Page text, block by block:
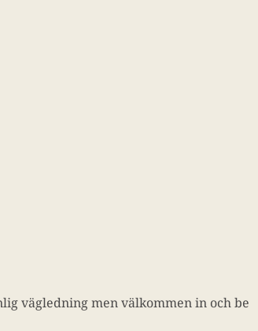
vägledning men välkommen in och be